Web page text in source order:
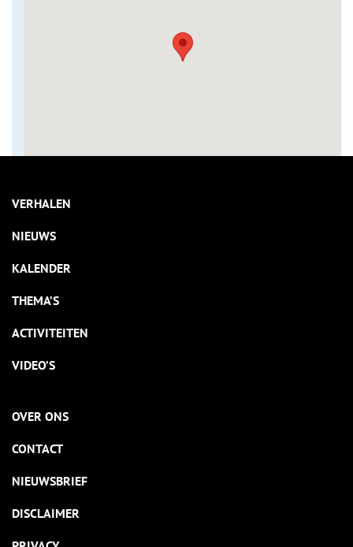
VERHALEN
NIEUWS
KALENDER
THEMA’S
ACTIVITEITEN
VIDEO’S
OVER ONS
CONTACT
NIEUWSBRIEF
DISCLAIMER